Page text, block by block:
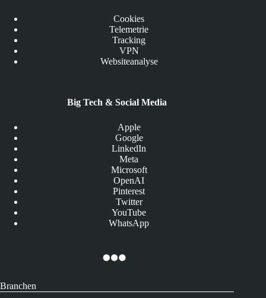
Cookies
Telemetrie
Tracking
VPN
Websiteanalyse
Big Tech & Social Media
Apple
Google
LinkedIn
Meta
Microsoft
OpenAI
Pinterest
Twitter
YouTube
WhatsApp
Branchen